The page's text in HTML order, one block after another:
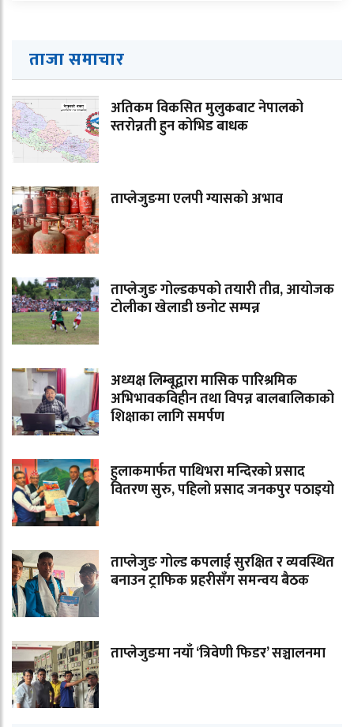
ताजा समाचार
अतिकम विकसित मुलुकबाट नेपालको
स्तरोन्नती हुन कोभिड बाधक
ताप्लेजुङमा एलपी ग्यासको अभाव
ताप्लेजुङ गोल्डकपको तयारी तीव्र, आयोजक
टोलीका खेलाडी छनोट सम्पन्न
अध्यक्ष लिम्बूद्वारा मासिक पारिश्रमिक
अभिभावकविहीन तथा विपन्न बालबालिकाको
शिक्षाका लागि समर्पण
हुलाकमार्फत पाथिभरा मन्दिरको प्रसाद
वितरण सुरु, पहिलो प्रसाद जनकपुर पठाइयो
ताप्लेजुङ गोल्ड कपलाई सुरक्षित र व्यवस्थित
बनाउन ट्राफिक प्रहरीसँग समन्वय बैठक
ताप्लेजुङमा नयाँ ‘त्रिवेणी फिडर’ सञ्चालनमा